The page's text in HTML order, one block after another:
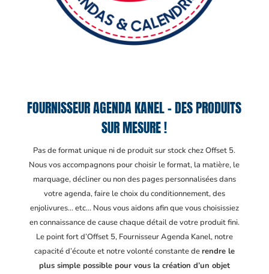
FOURNISSEUR AGENDA KANEL – DES PRODUITS
SUR MESURE !
Pas de format unique ni de produit sur stock chez Offset 5.
Nous vos accompagnons pour choisir le format, la matière, le
marquage, décliner ou non des pages personnalisées dans
votre agenda, faire le choix du conditionnement, des
enjolivures… etc… Nous vous aidons afin que vous choisissiez
en connaissance de cause chaque détail de votre produit fini.
Le point fort d’Offset 5, Fournisseur Agenda Kanel, notre
capacité d’écoute et notre volonté constante derendre le
plus simple possible pour vous la création d’un objet